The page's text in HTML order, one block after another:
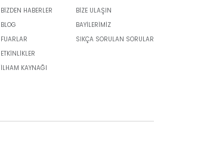
BIZDEN HABERLER
BLOG
FUARLAR
ETKINLIKLER
İLHAM KAYNAĞI
BIZE ULAŞIN
BAYILERIMIZ
SIKÇA SORULAN SORULAR